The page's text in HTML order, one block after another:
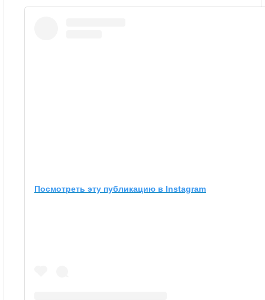
Посмотреть эту публикацию в Instagram